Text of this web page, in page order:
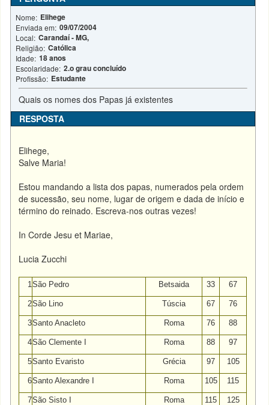
Nome: Elihege
Enviada em: 09/07/2004
Local: Carandaí - MG,
Religião: Católica
Idade: 18 anos
Escolaridade: 2.o grau concluído
Profissão: Estudante
Quais os nomes dos Papas já existentes
RESPOSTA
Elihege,
Salve Maria!
Estou mandando a lista dos papas, numerados pela ordem
de sucessão, seu nome, lugar de origem e dada de início e
término do reinado. Escreva-nos outras vezes!
In Corde Jesu et Mariae,
Lucia Zucchi
1São Pedro Betsaida 33 67
2São Lino Túscia 67 76
3Santo Anacleto Roma 76 88
4São Clemente I Roma 88 97
5Santo Evaristo Grécia 97 105
6Santo Alexandre I Roma 105 115
7São Sisto I Roma 115 125